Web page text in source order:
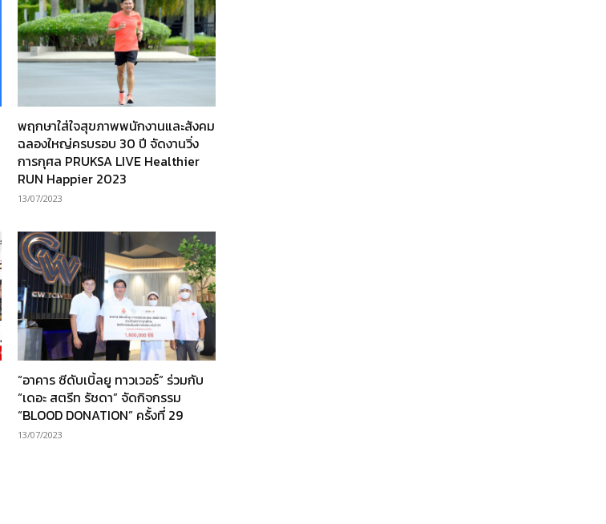
พฤกษาใส่ใจสุขภาพพนักงานและสังคม
ฉลองใหญ่ครบรอบ 30 ปี จัดงานวิ่ง
การกุศล PRUKSA LIVE Healthier
RUN Happier 2023
13/07/2023
“อาคาร ซีดับเบิ้ลยู ทาวเวอร์” ร่วมกับ
“เดอะ สตรีท รัชดา” จัดกิจกรรม
“BLOOD DONATION” ครั้งที่ 29
13/07/2023